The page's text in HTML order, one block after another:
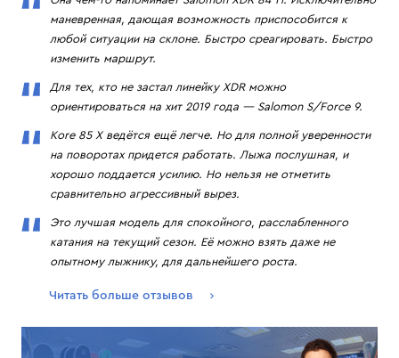
маневренная, дающая возможность приспособится к
любой ситуации на склоне. Быстро среагировать. Быстро
изменить маршрут.
Для тех, кто не застал линейку XDR можно
ориентироваться на хит 2019 года — Salomon S/Force 9.
Kore 85 X ведётся ещё легче. Но для полной уверенности
на поворотах придется работать. Лыжа послушная, и
хорошо поддается усилию. Но нельзя не отметить
сравнительно агрессивный вырез.
Это лучшая модель для спокойного, расслабленного
катания на текущий сезон. Её можно взять даже не
опытному лыжнику, для дальнейшего роста.
Читать больше отзывов